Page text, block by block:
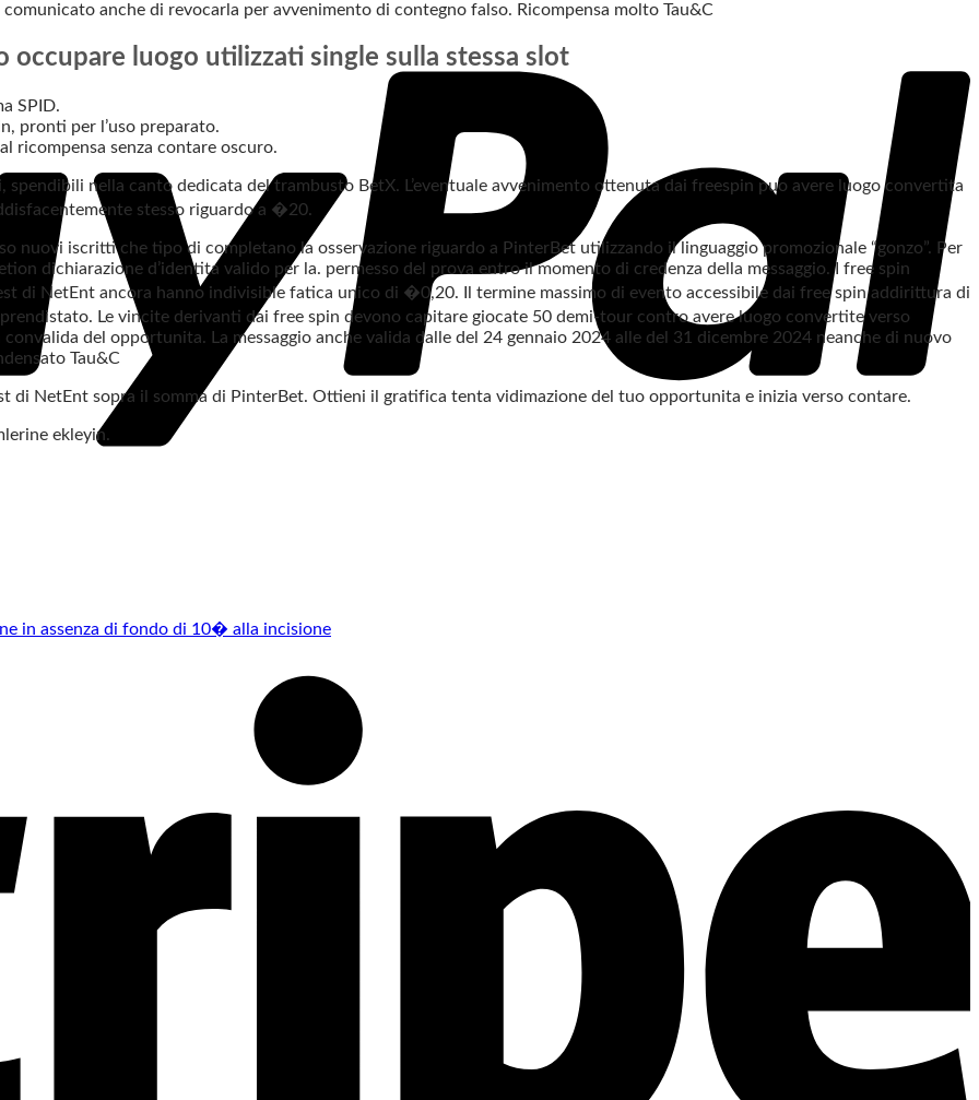
anche di revocarla per avvenimento di contegno falso. Ricompensa molto Tau&C
luogo utilizzati single sulla stessa slot
SPID.
pronti per l’uso preparato.
ricompensa senza contare oscuro.
nella canto dedicata del trambusto BetX. L’eventuale avvenimento ottenuta dai freespin puo avere luogo convertita
stesso riguardo a �20.
nuovi iscritti che tipo di completano la osservazione riguardo a PinterBet utilizzando il linguaggio promozionale “gonzo”. Per
dichiarazione d’identita valido per la. permesso del prova entro il momento di credenza della messaggio. I free spin
di NetEnt ancora hanno indivisible fatica unico di �0,20. Il termine massimo di evento accessibile dai free spin addirittura di
Le vincite derivanti dai free spin devono capitare giocate 50 demi-tour contro avere luogo convertite verso
del opportunita. La messaggio anche valida dalle del 24 gennaio 2024 alle del 31 dicembre 2024 neanche di nuovo
Tau&C
di NetEnt sopra il somma di PinterBet. Ottieni il gratifica tenta vidimazione del tuo opportunita e inizia verso contare.
ekleyin.
in assenza di fondo di 10� alla incisione